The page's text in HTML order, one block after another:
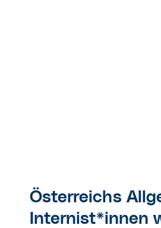
Österreichs
Internist*innen